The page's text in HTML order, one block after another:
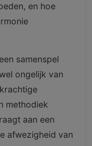
en hoe
samenspel
ongelijk van
methodiek
aan een
afwezigheid van